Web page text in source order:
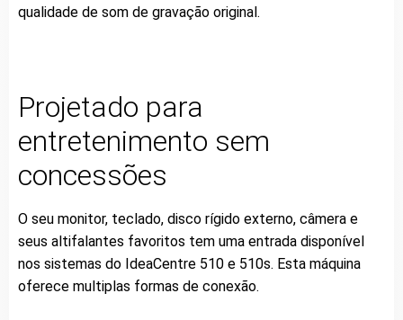
qualidade de som de gravação original.
Projetado para
entretenimento sem
concessões
O seu monitor, teclado, disco rígido externo, câmera e
seus altifalantes favoritos tem uma entrada disponível
nos sistemas do IdeaCentre 510 e 510s. Esta máquina
oferece multiplas formas de conexão.